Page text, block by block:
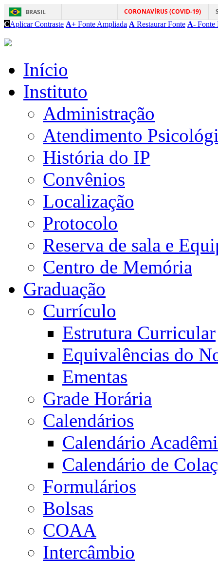
BRASIL CORONAVÍRUS (COVID-19)
CAplicar Contraste A+ Fonte Ampliada A Restaurar Fonte A- Fonte
Início
Instituto
Administração
Atendimento
História do IP
Convênios
Localização
Protocolo
Reserva de sala e
Centro de Memória
Graduação
Currículo
Estrutura Curricular
Equivalências do
Ementas
Grade Horária
Calendários
Calendário
Calendário de
Formulários
Bolsas
COAA
Intercâmbio